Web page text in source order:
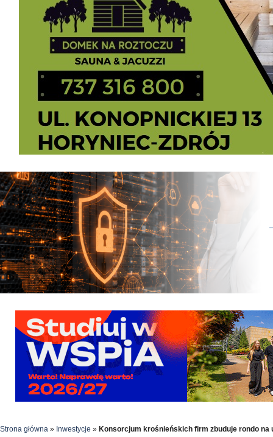
Strona główna » Inwestycje » Konsorcjum krośnieńskich firm zbuduje rondo na